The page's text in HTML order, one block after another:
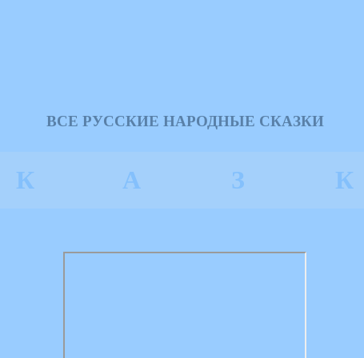
ВСЕ РУССКИЕ НАРОДНЫЕ СКАЗКИ
К А З К